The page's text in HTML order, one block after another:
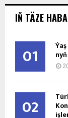
IŇ TÄZE
01
02